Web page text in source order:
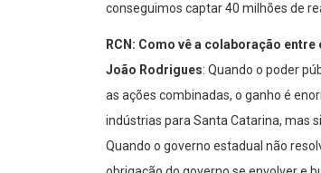
conseguimos captar 40 milhões de
RCN: Como vê a colaboração
João Rodrigues: Quando o poder
as ações combinadas, o ganho é
indústrias para Santa Catarina, mas
Quando o governo estadual não